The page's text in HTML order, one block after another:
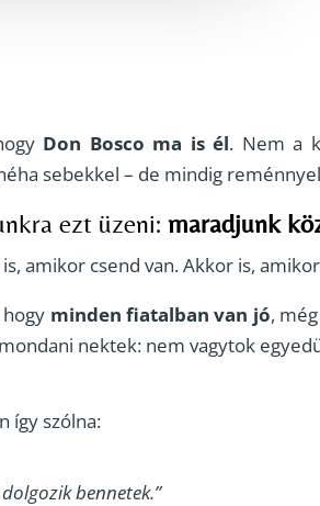
Don Bosco ma is él. Nem a
sebekkel – de mindig
ezt üzeni: maradjunk
amikor csend van. Akkor is,
minden fiatalban van jó,
nektek: nem vagytok
így szólna:
bennetek.”